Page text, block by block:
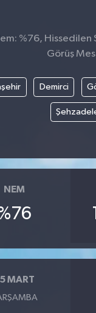
%76, Hissedilen
Görüş
Demirci
NEM
MART